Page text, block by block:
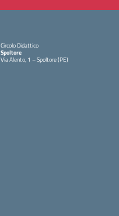
Circolo Didattico
Spoltore
Via Alento, 1 – Spoltore (PE)
— Visita la pagina iniziale della scuola